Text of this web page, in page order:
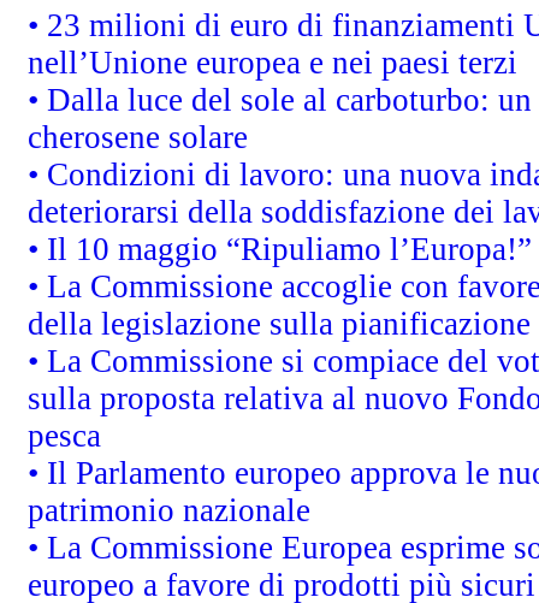
• 23 milioni di euro di finanziamenti
nell’Unione europea e nei paesi terzi
• Dalla luce del sole al carboturbo:
cherosene solare
• Condizioni di lavoro: una nuova
deteriorarsi della soddisfazione dei
• Il 10 maggio “Ripuliamo l’Europa!”
• La Commissione accoglie con
della legislazione sulla
• La Commissione si compiace del
sulla proposta relativa al nuovo
pesca
• Il Parlamento europeo approva le
patrimonio nazionale
• La Commissione Europea esprime
europeo a favore di prodotti più